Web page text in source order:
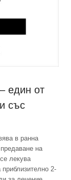
един от
със
в ранна
на
лекува
2-